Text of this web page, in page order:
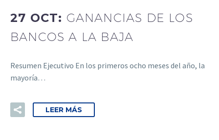
27 OCT: GANANCIAS DE LOS
BANCOS A LA BAJA
Resumen Ejecutivo En los primeros ocho meses del año, la
mayoría…
LEER MÁS